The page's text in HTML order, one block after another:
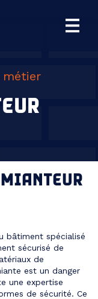
métier
bâtiment spécialisé
sécurisé de
de
est un danger
une expertise
de sécurité. Ce